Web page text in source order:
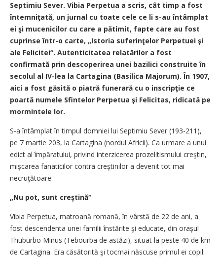
Septimiu Sever. Vibia Perpetua a scris, cât timp a fost
întemniţată, un jurnal cu toate cele ce li s-au întâmplat
ei şi mucenicilor cu care a pătimit, fapte care au fost
cuprinse într-o carte, „Istoria suferinţelor Perpetuei şi
ale Felicitei“. Autenticitatea relatărilor a fost
confirmată prin descoperirea unei bazilici construite în
secolul al IV-lea la Cartagina (Basilica Majorum). În 1907,
aici a fost găsită o piatră funerară cu o inscripţie ce
poartă numele Sfintelor Perpetua şi Felicitas, ridicată pe
mormintele lor.
S-a întâmplat în timpul domniei lui Septimiu Sever (193-211),
pe 7 martie 203, la Cartagina (nordul Africii). Ca urmare a unui
edict al împăratului, privind interzicerea prozelitismului creştin,
mişcarea fanaticilor contra creştinilor a devenit tot mai
necruţătoare.
„Nu pot, sunt creştină“
Vibia Perpetua, matroană romană, în vârstă de 22 de ani, a
fost descendenta unei familii înstărite şi educate, din oraşul
Thuburbo Minus (Tebourba de astăzi), situat la peste 40 de km
de Cartagina. Era căsătorită şi tocmai născuse primul ei copil.